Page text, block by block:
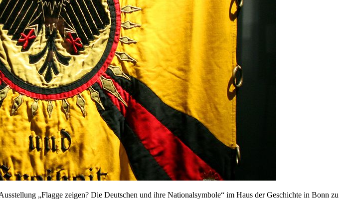
„Flagge zeigen? Die Deutschen und ihre Nationalsymbole“ im Haus der Geschichte in Bonn zu